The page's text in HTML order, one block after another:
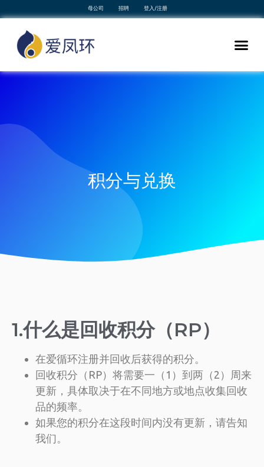
母公司 招聘 登入/注册
积分与兑换
1.什么是回收积分（RP）
在爱循环注册并回收后获得的积分。
回收积分（RP）将需要一（1）到两（2）周来
更新，具体取决于在不同地方或地点收集回收
品的频率。
如果您的积分在这段时间内没有更新，请告知
我们。